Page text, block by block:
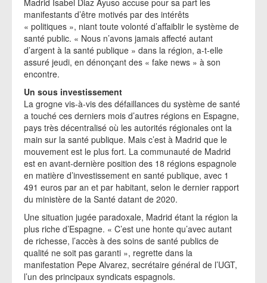
Madrid Isabel Diaz Ayuso accuse pour sa part les
manifestants d’être motivés par des intérêts
« politiques », niant toute volonté d’affaiblir le système de
santé public. « Nous n’avons jamais affecté autant
d’argent à la santé publique » dans la région, a-t-elle
assuré jeudi, en dénonçant des « fake news » à son
encontre.
Un sous investissement
La grogne vis-à-vis des défaillances du système de santé
a touché ces derniers mois d’autres régions en Espagne,
pays très décentralisé où les autorités régionales ont la
main sur la santé publique. Mais c’est à Madrid que le
mouvement est le plus fort. La communauté de Madrid
est en avant-dernière position des 18 régions espagnole
en matière d’investissement en santé publique, avec 1
491 euros par an et par habitant, selon le dernier rapport
du ministère de la Santé datant de 2020.
Une situation jugée paradoxale, Madrid étant la région la
plus riche d’Espagne. « C’est une honte qu’avec autant
de richesse, l’accès à des soins de santé publics de
qualité ne soit pas garanti », regrette dans la
manifestation Pepe Alvarez, secrétaire général de l’UGT,
l’un des principaux syndicats espagnols.